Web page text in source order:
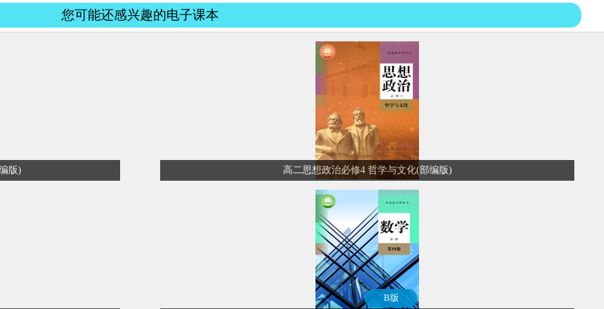
您可能还感兴趣的电子课本
版) 高二思想政治必修4 哲学与文化(部编版)
B版